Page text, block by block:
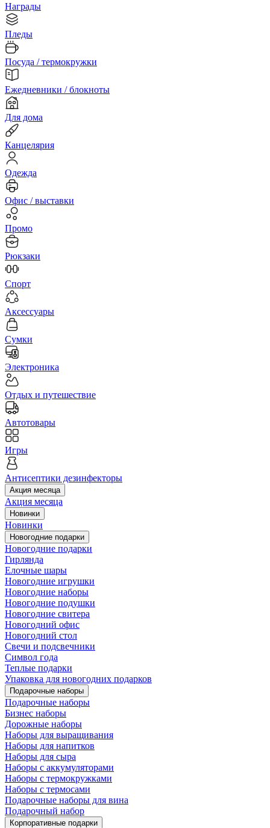
Награды
Пледы
Посуда / термокружки
Ежедневники / блокноты
Для дома
Канцелярия
Одежда
Офис / выставки
Промо
Рюкзаки
Спорт
Аксессуары
Сумки
Электроника
Отдых и путешествие
Автотовары
Игры
Антисептики дезинфекторы
Акция месяца
Акция месяца
Новинки
Новинки
Новогодние подарки
Новогодние подарки
Гирлянда
Елочные шары
Новогодние игрушки
Новогодние наборы
Новогодние подушки
Новогодние свитера
Новогодний офис
Новогодний стол
Свечи и подсвечники
Символ года
Теплые подарки
Упаковка для новогодних подарков
Подарочные наборы
Подарочные наборы
Бизнес наборы
Дорожные наборы
Наборы для выращивания
Наборы для напитков
Наборы для сыра
Наборы с аккумуляторами
Наборы с термокружками
Наборы с термосами
Подарочные наборы для вина
Подарочный набор
Корпоративные подарки